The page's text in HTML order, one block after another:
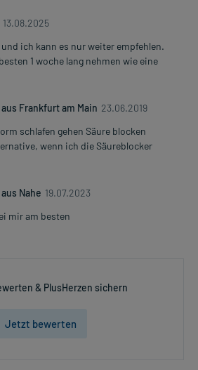
trotz einer Gegenanzeige verordnet
höher sein, als das Risiko, das die
in sich birgt.
einen Hilfsstoff
oder Veränderung
die bei mindestens einem von
13.08.2025
ich kann es nur weiter empfehlen.
1 woche lang nehmen wie eine
Frankfurt am Main 23.06.2019
schlafen gehen Säure blocken
wenn ich die Säureblocker
Nahe 19.07.2023
mir am besten
& PlusHerzen sichern
Jetzt bewerten